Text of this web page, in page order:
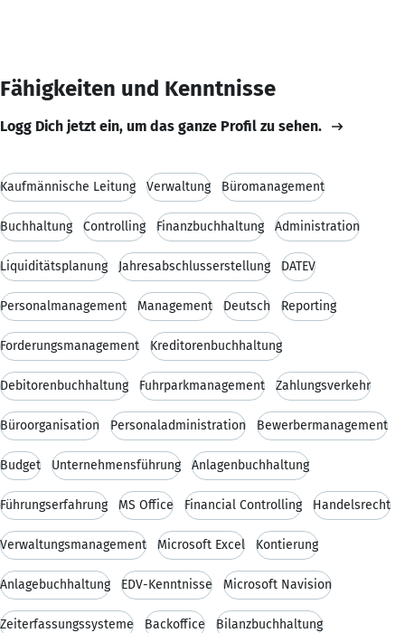
Fähigkeiten und Kenntnisse
Logg Dich jetzt ein, um das ganze Profil zu sehen.
Kaufmännische Leitung Verwaltung Büromanagement
Buchhaltung Controlling Finanzbuchhaltung Administration
Liquiditätsplanung Jahresabschlusserstellung DATEV
Personalmanagement Management Deutsch Reporting
Forderungsmanagement Kreditorenbuchhaltung
Debitorenbuchhaltung Fuhrparkmanagement Zahlungsverkehr
Büroorganisation Personaladministration Bewerbermanagement
Budget Unternehmensführung Anlagenbuchhaltung
Führungserfahrung MS Office Financial Controlling Handelsrecht
Verwaltungsmanagement Microsoft Excel Kontierung
Anlagebuchhaltung EDV-Kenntnisse Microsoft Navision
Zeiterfassungssysteme Backoffice Bilanzbuchhaltung